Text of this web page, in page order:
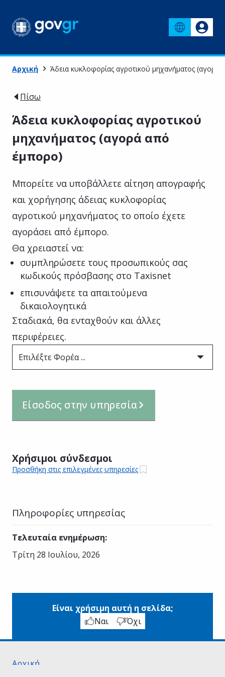
Αρχική Άδεια κυκλοφορίας αγροτικού μηχανήματος (αγορά
Πίσω
Άδεια κυκλοφορίας αγροτικού
μηχανήματος (αγορά από
έμπορο)
Μπορείτε να υποβάλλετε αίτηση απογραφής
και χορήγησης άδειας κυκλοφορίας
αγροτικού μηχανήματος το οποίο έχετε
αγοράσει από έμπορο.
Θα χρειαστεί να:
συμπληρώσετε τους προσωπικούς σας
κωδικούς πρόσβασης στο Taxisnet
επισυνάψετε τα απαιτούμενα
δικαιολογητικά
Σταδιακά, θα ενταχθούν και άλλες
περιφέρειες.
Επιλέξτε Φορέα ...
Είσοδος στην υπηρεσία
Χρήσιμοι σύνδεσμοι
Προσθήκη στις επιλεγμένες υπηρεσίες
Πληροφορίες υπηρεσίας
Τελευταία ενημέρωση:
Τρίτη 28 Ιουλίου, 2026
Είναι χρήσιμη αυτή η σελίδα;
Ναι
Όχι
Αρχική